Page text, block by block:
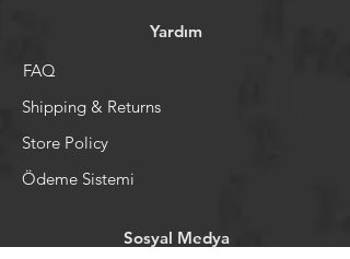
Yardım
FAQ
Shipping & Returns
Store Policy
Ödeme Sistemi
Sosyal Medya